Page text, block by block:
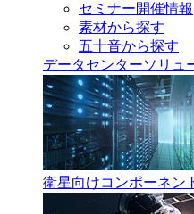
セミナー開催情報
素材から探す
五十音から探す
データセンターソリュ
衛星向けコンポーネン